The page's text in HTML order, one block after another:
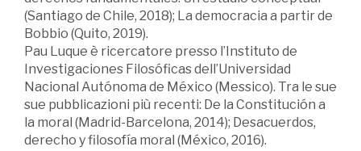
(Santiago de Chile, 2018); La democracia a partir de
Bobbio (Quito, 2019).
Pau Luque è ricercatore presso l’Instituto de
Investigaciones Filosóficas dell’Universidad
Nacional Autónoma de México (Messico). Tra le sue
sue pubblicazioni più recenti: De la Constitución a
la moral (Madrid-Barcelona, 2014); Desacuerdos,
derecho y filosofía moral (México, 2016).